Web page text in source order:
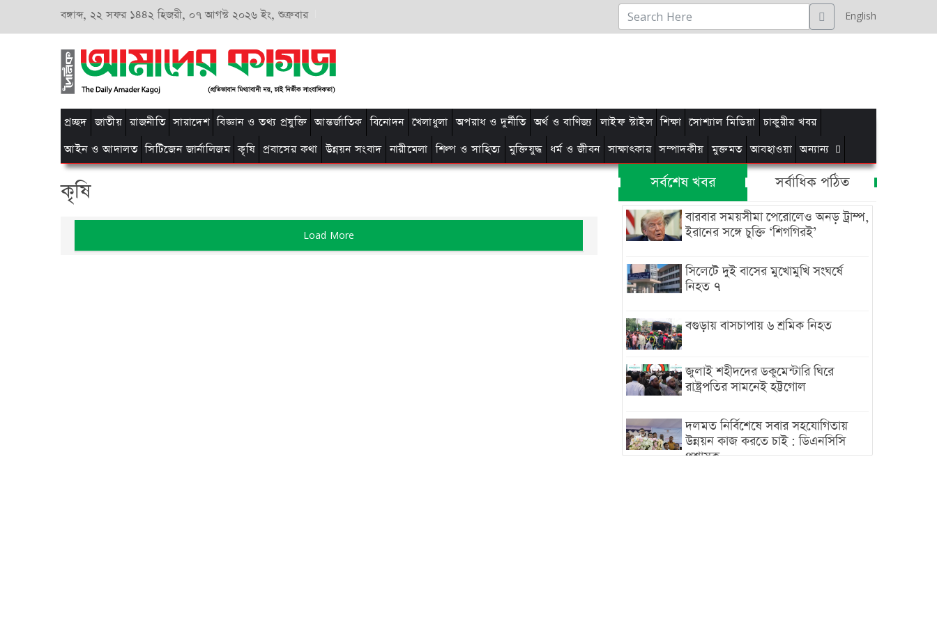
বঙ্গাব্দ, ২২ সফর ১৪৪২ হিজরী, ০৭ আগস্ট ২০২৬ ইং, শুক্রবার English
প্রচ্ছদ জাতীয় রাজনীতি সারাদেশ বিজ্ঞান ও তথ্য প্রযুক্তি আন্তর্জাতিক বিনোদন খেলাধুলা অপরাধ ও দুর্নীতি অর্থ ও বাণিজ্য লাইফ স্টাইল শিক্ষা সোশ্যাল মিডিয়া চাকুরীর খবর
আইন ও আদালত সিটিজেন জার্নালিজম কৃষি প্রবাসের কথা উন্নয়ন সংবাদ নারীমেলা শিল্প ও সাহিত্য মুক্তিযুদ্ধ ধর্ম ও জীবন সাক্ষাৎকার সম্পাদকীয় মুক্তমত আবহাওয়া অন্যান্য
কৃষি
Load More
সর্বশেষ খবর সর্বাধিক পঠিত
বারবার সময়সীমা পেরোলেও অনড় ট্রাম্প,
ইরানের সঙ্গে চুক্তি ‘শিগগিরই’
সিলেটে দুই বাসের মুখোমুখি সংঘর্ষে
নিহত ৭
বগুড়ায় বাসচাপায় ৬ শ্রমিক নিহত
জুলাই শহীদদের ডকুমেন্টারি ঘিরে
রাষ্ট্রপতির সামনেই হট্টগোল
দলমত নির্বিশেষে সবার সহযোগিতায়
উন্নয়ন কাজ করতে চাই : ডিএনসিসি
প্রশাসক